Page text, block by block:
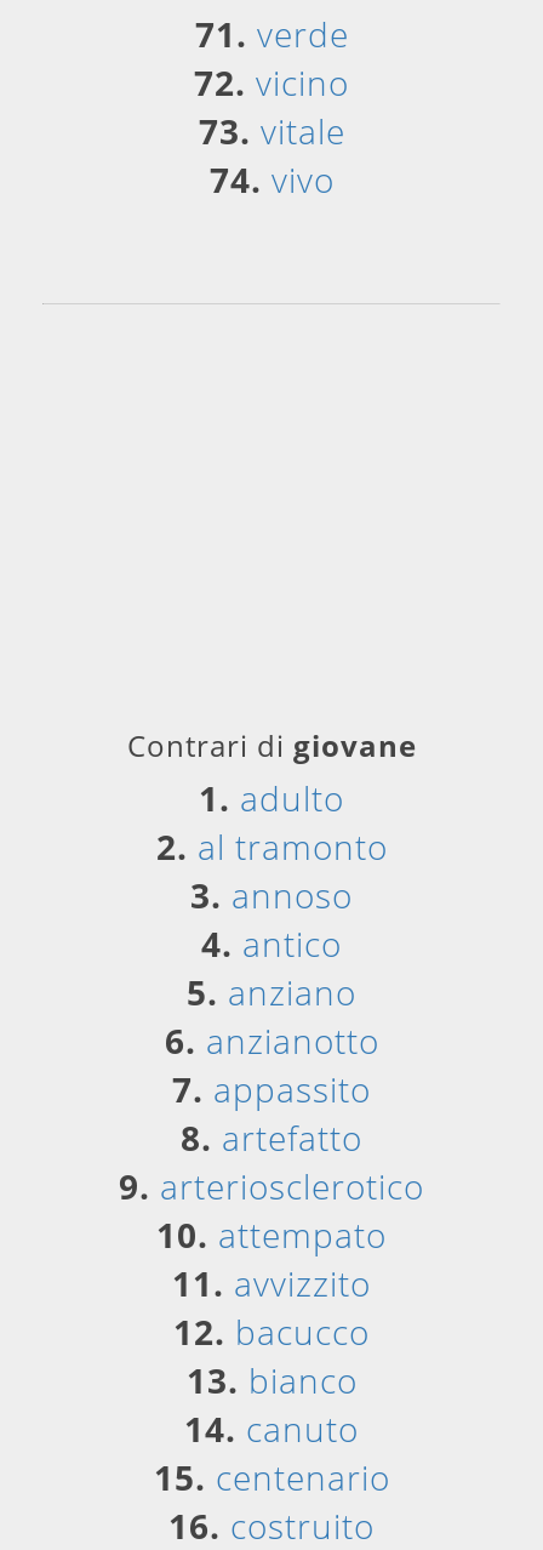
71. verde
72. vicino
73. vitale
74. vivo
Contrari di giovane
1. adulto
2. al tramonto
3. annoso
4. antico
5. anziano
6. anzianotto
7. appassito
8. artefatto
9. arteriosclerotico
10. attempato
11. avvizzito
12. bacucco
13. bianco
14. canuto
15. centenario
16. costruito